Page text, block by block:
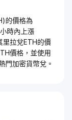
的價格為
時內上漲
拉兌ETH的價
價格，並使用
門加密貨幣兌。